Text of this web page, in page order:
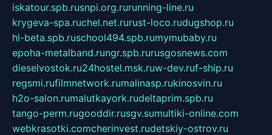
iskatour.spb.rusnpi.org.rurunning-line.ru
krygeva-spa.ruchel.net.rurust-loco.rudugshop.ru
hl-beta.spb.ruschool494.spb.rumymubaby.ru
epoha-metalband.rungr.spb.rurusgosnews.com
dieselvostok.ru24hostel.msk.ruw-dev.ruf-ship.ru
regsmi.rufilmnetwork.rumalinasp.rukinosvin.ru
h2o-salon.rumalutkayork.rudeltaprim.spb.ru
tango-perm.rugooddir.rusgv.sumultiki-online.com
webkrasotki.comcherinvest.rudetskiy-ostrov.ru